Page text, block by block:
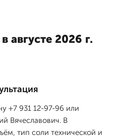
августе 2026 г.
+7 931 12-97-96 или
Вячеславович. В
тип соли технической и